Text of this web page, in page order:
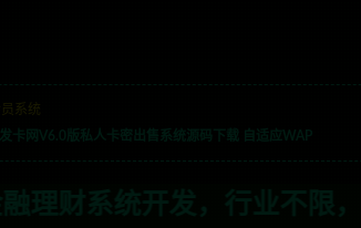
系统
发卡网V6.0版私人卡密出售系统源码下载 自适应WAP
行业不限，全栈技术开